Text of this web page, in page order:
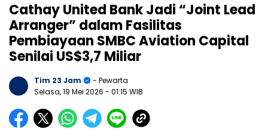
Cathay United Bank Jadi “Joint Lead
Arranger” dalam Fasilitas
Pembiayaan SMBC Aviation Capital
Senilai US$3,7 Miliar
Tim 23 Jam
- Pewarta
Selasa, 19 Mei 2026 - 01:15 WIB